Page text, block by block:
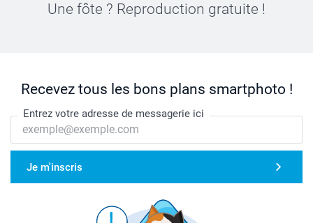
Une fôte ? Reproduction gratuite !
Recevez tous les bons plans smartphoto !
Entrez votre adresse de messagerie ici
Je m'inscris